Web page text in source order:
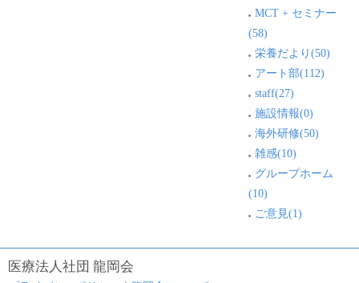
MCT + セミナー
(58)
栄養だより(50)
アート部(112)
staff(27)
施設情報(0)
海外研修(50)
雑感(10)
グループホーム
(10)
ご意見(1)
医療法人社団 龍岡会